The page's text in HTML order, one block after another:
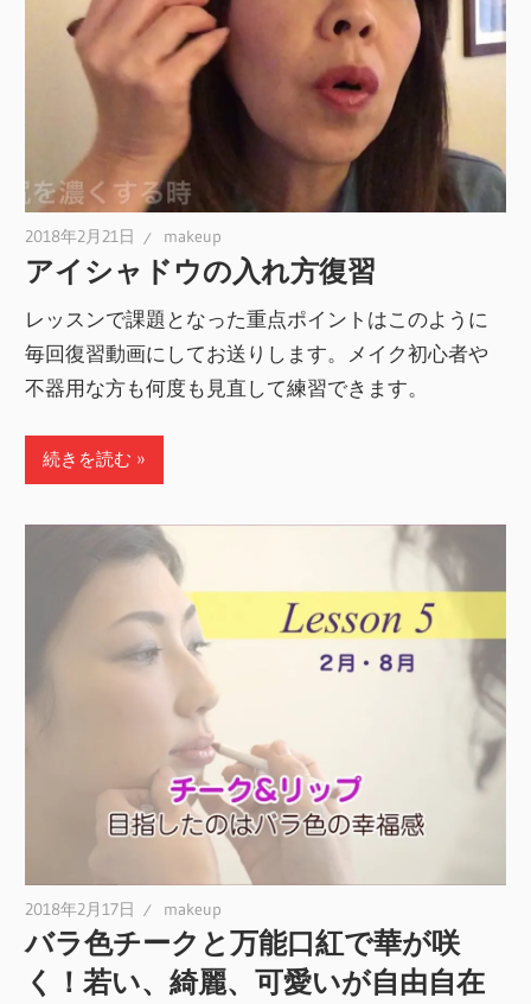
2018年2月21日 makeup
アイシャドウの入れ方復習
レッスンで課題となった重点ポイントはこのように
毎回復習動画にしてお送りします。メイク初心者や
不器用な方も何度も見直して練習できます。
続きを読む
2018年2月17日 makeup
バラ色チークと万能口紅で華が咲
く！若い、綺麗、可愛いが自由自在